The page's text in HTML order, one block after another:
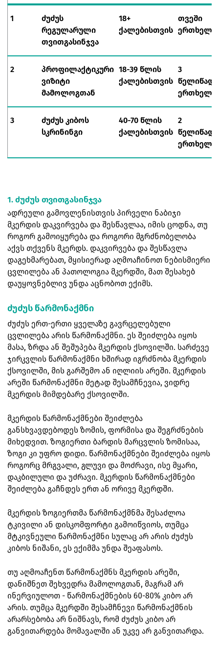
1
ძუძუს
რეგულარული
თვითგასინჯვა
18+
ქალებისთვის
თვეში
ერთხელ
2
პროფილაქტიკური
ვიზიტი
მამოლოგთან
18-39 წლის
ქალებისთვის
3
ერთხელ
3
ძუძუს კიბოს
სკრინინგი
40-70 წლის
ქალებისთვის
2
ერთხელ
1. ძუძუს თვითგასინჯვა
ადრეული გამოვლენისთვის პირველი ნაბიჯი
მკერდის დაკვირვება და შესწავლაა, იმის ცოდნა, თუ
როგორ გამოიყურება და როგორი მგრძნობელობა
აქვს თქვენს მკერდს. დაკვირვება და შესწავლა
დაგეხმარებათ, მყისიერად აღმოაჩინოთ ნებისმიერი
ცვლილება ან პათოლოგია მკერდში, მათ შესახებ
დაუყოვნებლივ უნდა აცნობოთ ექიმს.
ძუძუს წარმონაქმნი
ძუძუს ერთ-ერთი ყველაზე გავრცელებული
ცვლილება არის წარმონაქმნი. ეს შეიძლება იყოს
მასა, ზრდა ან შეშუპება მკერდის ქსოვილში. სარძევე
ჯირკვლის წარმონაქმნი ხშირად იგრძნობა მკერდის
ქსოვილში, მის გარშემო ან იღლიის არეში. მკერდის
არეში წარმონაქმნი მეტად შესამჩნევია, ვიდრე
მკერდის მიმდებარე ქსოვილში.
მკერდის წარმონაქმნები შეიძლება
განსხვავდებოდეს ზომის, ფორმისა და შეგრძნების
მიხედვით. ზოგიერთი ბარდის მარცვლის ზომისაა,
ზოგი კი უფრო დიდი. წარმონაქმნები შეიძლება იყოს
როგორც მრგვალი, გლუვი და მოძრავი, ისე მყარი,
დაკბილული და უძრავი. მკერდის წარმონაქმნები
შეიძლება გაჩნდეს ერთ ან ორივე მკერდში.
მკერდის ზოგიერთმა წარმონაქმნმა შესაძლოა
ტკივილი ან დისკომფორტი გამოიწვიოს, თუმცა
მტკივნეული წარმონაქმნი სულაც არ არის ძუძუს
კიბოს ნიშანი, ეს ექიმმა უნდა შეაფასოს.
თუ აღმოაჩენთ წარმონაქმნს მკერდის არეში,
დანიშნეთ შეხვედრა მამოლოგთან, მაგრამ არ
ინერვიულოთ - წარმონაქმნების 60-80% კიბო არ
არის. თუმცა მკერდში შესამჩნევი წარმონაქმნის
არარსებობა არ ნიშნავს, რომ ძუძუს კიბო არ
განვითარდება მომავალში ან უკვე არ განვითარდა.